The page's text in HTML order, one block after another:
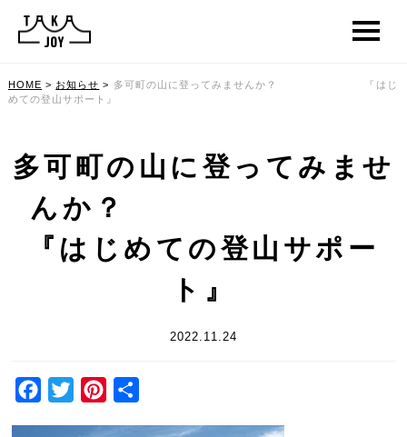
HOME > お知らせ > 多可町の山に登ってみませんか？ 『はじ
めての登山サポート』
多可町の山に登ってみませ
んか？
『はじめての登山サポー
ト』
2022.11.24
Facebook
TwitterPinterest